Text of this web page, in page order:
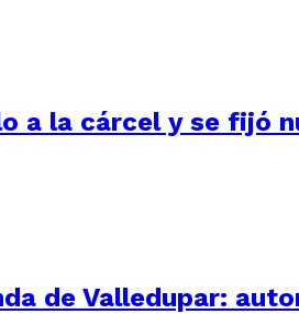
a la cárcel y se fijó
de Valledupar: